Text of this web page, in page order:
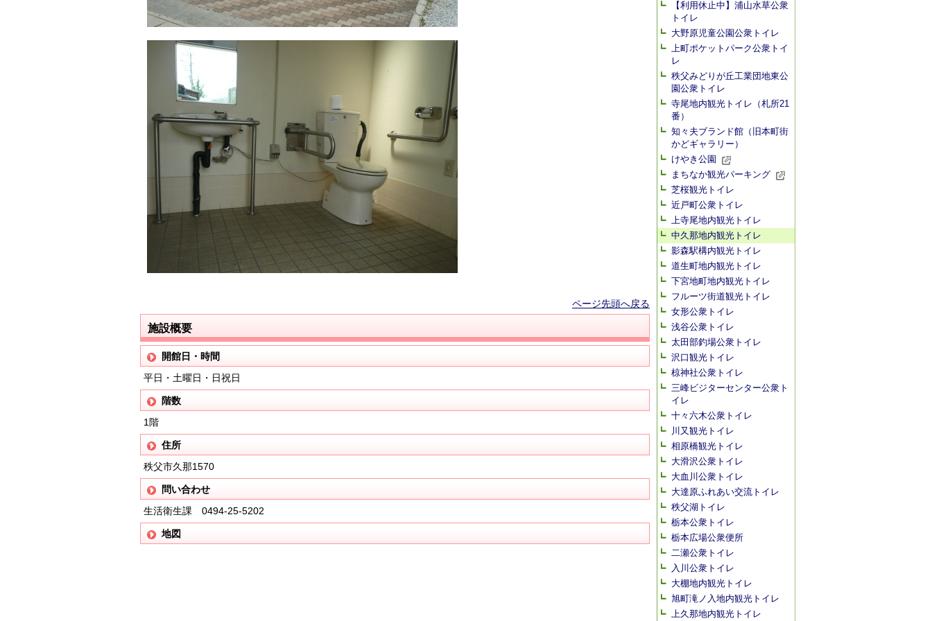
ページ先頭へ戻る
施設概要
開館日・時間
平日・土曜日・日祝日
階数
1階
住所
秩父市久那1570
問い合わせ
生活衛生課 0494-25-5202
地図
【利用休止中】浦山水草公衆
トイレ
大野原児童公園公衆トイレ
上町ポケットパーク公衆トイ
レ
秩父みどりが丘工業団地東公
園公衆トイレ
寺尾地内観光トイレ（札所21
番）
知々夫ブランド館（旧本町街
かどギャラリー）
けやき公園
まちなか観光パーキング
芝桜観光トイレ
近戸町公衆トイレ
上寺尾地内観光トイレ
中久那地内観光トイレ
影森駅構内観光トイレ
道生町地内観光トイレ
下宮地町地内観光トイレ
フルーツ街道観光トイレ
女形公衆トイレ
浅谷公衆トイレ
太田部釣場公衆トイレ
沢口観光トイレ
椋神社公衆トイレ
三峰ビジターセンター公衆ト
イレ
十々六木公衆トイレ
川又観光トイレ
相原橋観光トイレ
大滑沢公衆トイレ
大血川公衆トイレ
大達原ふれあい交流トイレ
秩父湖トイレ
栃本公衆トイレ
栃本広場公衆便所
二瀬公衆トイレ
入川公衆トイレ
大棚地内観光トイレ
旭町滝ノ入地内観光トイレ
上久那地内観光トイレ